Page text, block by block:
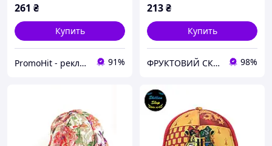
261 ₴
Купить
PromoHit - рекламний текстиль та бізнес-сувеніри 91%
213₴
Купить
ФРУКТОВИЙ СКЛАД ОДЯГУ 98%